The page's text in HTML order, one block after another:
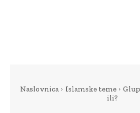
Naslovnica Islamske teme
ili?